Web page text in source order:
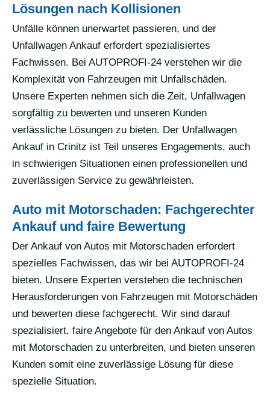
Lösungen nach Kollisionen
Unfälle können unerwartet passieren, und der
Unfallwagen Ankauf erfordert spezialisiertes
Fachwissen. Bei AUTOPROFI-24 verstehen wir die
Komplexität von Fahrzeugen mit Unfallschäden.
Unsere Experten nehmen sich die Zeit, Unfallwagen
sorgfältig zu bewerten und unseren Kunden
verlässliche Lösungen zu bieten. Der Unfallwagen
Ankauf in Crinitz ist Teil unseres Engagements, auch
in schwierigen Situationen einen professionellen und
zuverlässigen Service zu gewährleisten.
Auto mit Motorschaden: Fachgerechter
Ankauf und faire Bewertung
Der Ankauf von Autos mit Motorschaden erfordert
spezielles Fachwissen, das wir bei AUTOPROFI-24
bieten. Unsere Experten verstehen die technischen
Herausforderungen von Fahrzeugen mit Motorschäden
und bewerten diese fachgerecht. Wir sind darauf
spezialisiert, faire Angebote für den Ankauf von Autos
mit Motorschaden zu unterbreiten, und bieten unseren
Kunden somit eine zuverlässige Lösung für diese
spezielle Situation.